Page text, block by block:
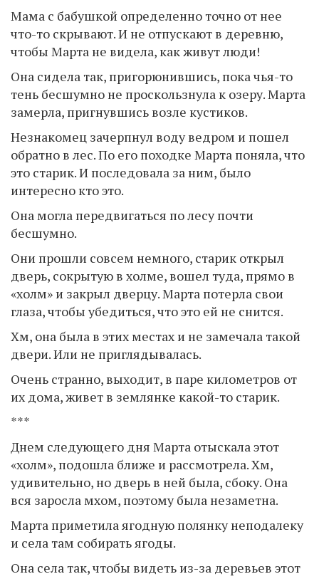
Мама с бабушкой определенно точно от нее
что-то скрывают. И не отпускают в деревню,
чтобы Марта не видела, как живут люди!
Она сидела так, пригорюнившись, пока чья-то
тень бесшумно не проскользнула к озеру. Марта
замерла, пригнувшись возле кустиков.
Незнакомец зачерпнул воду ведром и пошел
обратно в лес. По его походке Марта поняла, что
это старик. И последовала за ним, было
интересно кто это.
Она могла передвигаться по лесу почти
бесшумно.
Они прошли совсем немного, старик открыл
дверь, сокрытую в холме, вошел туда, прямо в
«холм» и закрыл дверцу. Марта потерла свои
глаза, чтобы убедиться, что это ей не снится.
Хм, она была в этих местах и не замечала такой
двери. Или не приглядывалась.
Очень странно, выходит, в паре километров от
их дома, живет в землянке какой-то старик.
***
Днем следующего дня Марта отыскала этот
«холм», подошла ближе и рассмотрела. Хм,
удивительно, но дверь в ней была, сбоку. Она
вся заросла мхом, поэтому была незаметна.
Марта приметила ягодную полянку неподалеку
и села там собирать ягоды.
Она села так, чтобы видеть из-за деревьев этот